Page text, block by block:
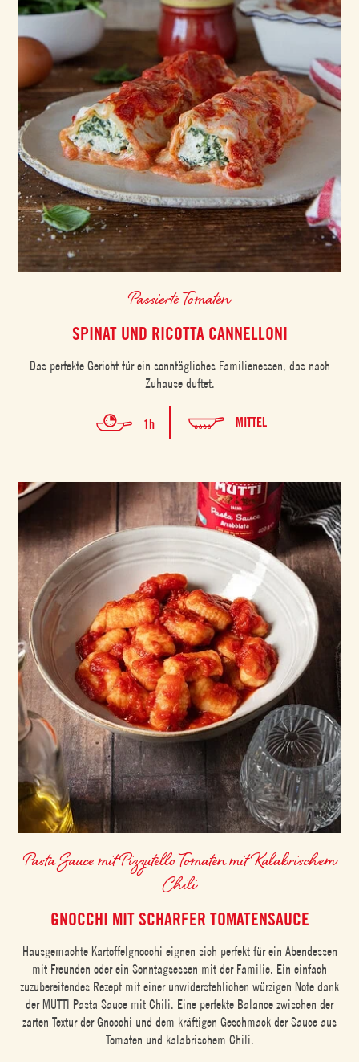
Passierte Tomaten
SPINAT UND RICOTTA CANNELLONI
Das perfekte Gericht für ein sonntägliches Familienessen, das nach
Zuhause duftet.
1h MITTEL
Pasta Sauce mit Pizzutello Tomaten mit Kalabrischem
Chili
GNOCCHI MIT SCHARFER TOMATENSAUCE
Hausgemachte Kartoffelgnocchi eignen sich perfekt für ein Abendessen
mit Freunden oder ein Sonntagsessen mit der Familie. Ein einfach
zuzubereitendes Rezept mit einer unwiderstehlichen würzigen Note dank
der MUTTI Pasta Sauce mit Chili. Eine perfekte Balance zwischen der
zarten Textur der Gnocchi und dem kräftigen Geschmack der Sauce aus
Tomaten und kalabrischem Chili.